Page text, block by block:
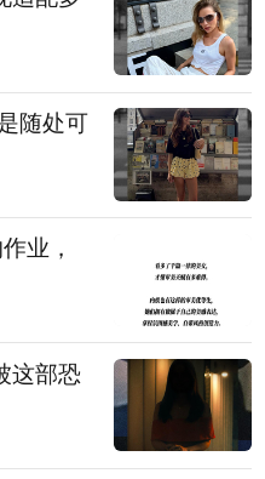
随处可
业，
这部恐